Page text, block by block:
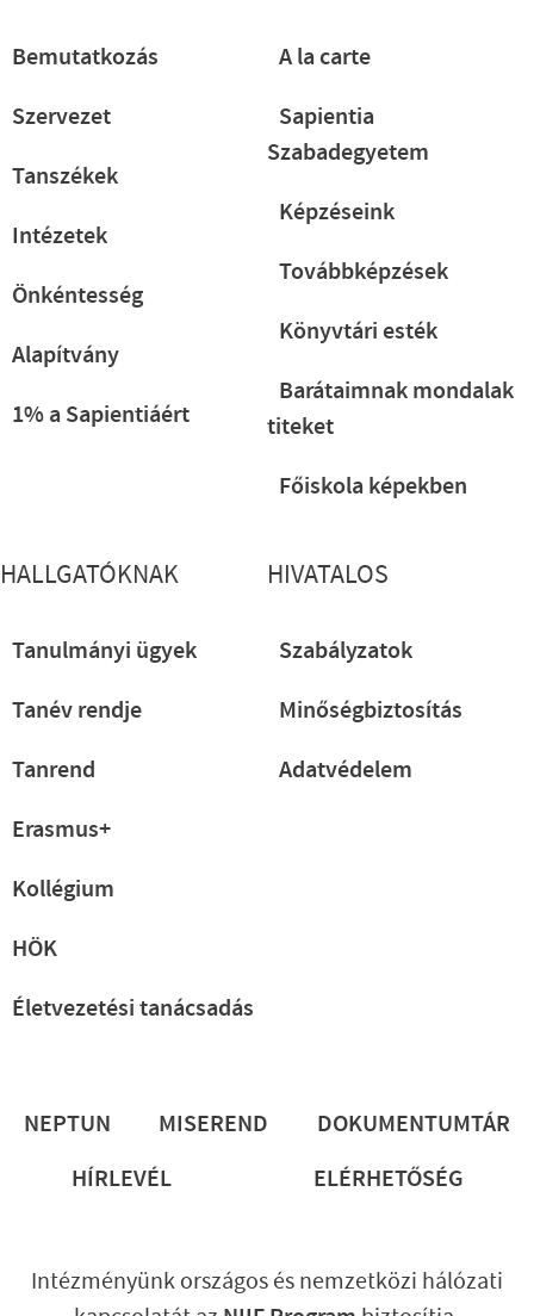
Bemutatkozás
Szervezet
Tanszékek
Intézetek
Önkéntesség
Alapítvány
1% a Sapientiáért
A la carte
Sapientia
Szabadegyetem
Képzéseink
Továbbképzések
Könyvtári esték
Barátaimnak mondalak
titeket
Főiskola képekben
HALLGATÓKNAK
Tanulmányi ügyek
Tanév rendje
Tanrend
Erasmus+
Kollégium
HÖK
Életvezetési tanácsadás
HIVATALOS
Szabályzatok
Minőségbiztosítás
Adatvédelem
Lábléc
NEPTUN MISEREND
DOKUMENTUMTÁR
HÍRLEVÉL
ELÉRHETŐSÉG
Intézményünk országos és nemzetközi hálózati